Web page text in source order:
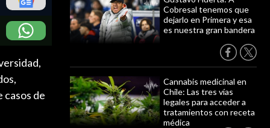
Cobresal tenemos que
dejarlo en Primera y esa
es nuestra gran bandera
Cannabis medicinal en
Chile: Las tres vías
legales para acceder a
tratamientos con receta
médica
casos de